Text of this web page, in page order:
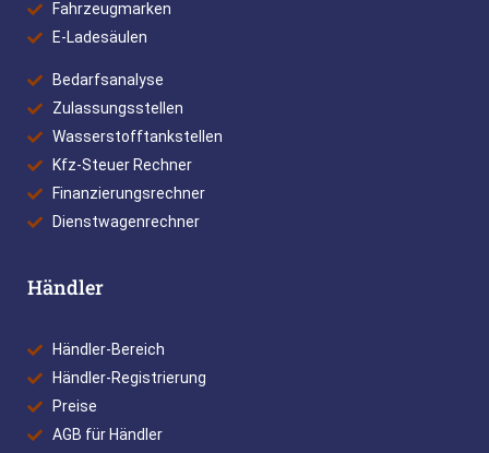
Fahrzeugmarken
E-Ladesäulen
Bedarfsanalyse
Zulassungsstellen
Wasserstofftankstellen
Kfz-Steuer Rechner
Finanzierungsrechner
Dienstwagenrechner
Händler
Händler-Bereich
Händler-Registrierung
Preise
AGB für Händler